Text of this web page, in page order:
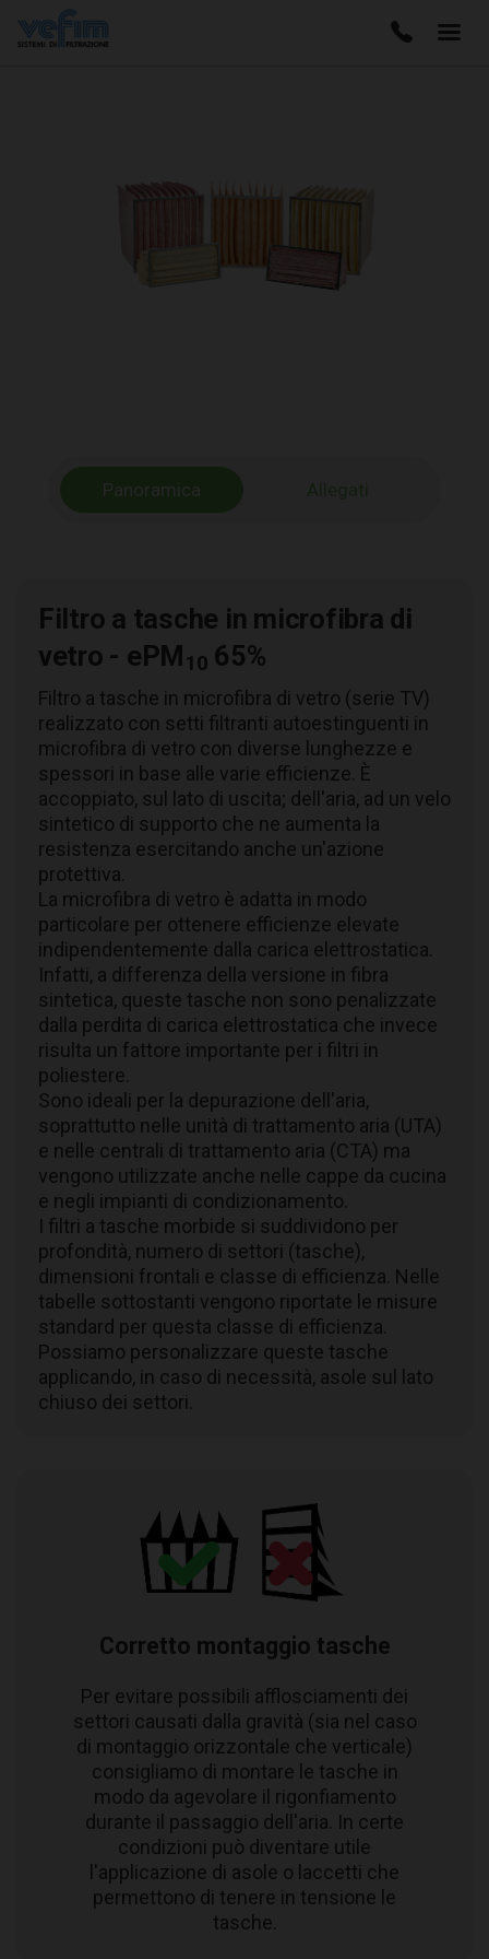
Panoramica
Filtro a tasche in microfibra di
vetro - ePM10 65%
Filtro a tasche in microfibra di vetro (serie TV)
realizzato con setti filtranti autoestinguenti in
microfibra di vetro con diverse lunghezze e
spessori in base alle varie efficienze. È
accoppiato, sul lato di uscita; dell'aria, ad un velo
sintetico di supporto che ne aumenta la
resistenza esercitando anche un'azione
protettiva.
La microfibra di vetro è adatta in modo
particolare per ottenere efficienze elevate
indipendentemente dalla carica elettrostatica.
Infatti, a differenza della versione in fibra
sintetica, queste tasche non sono penalizzate
dalla perdita di carica elettrostatica che invece
risulta un fattore importante per i filtri in
poliestere.
Sono ideali per la depurazione dell'aria,
soprattutto nelle unità di trattamento aria (UTA)
e nelle centrali di trattamento aria (CTA) ma
vengono utilizzate anche nelle cappe da cucina
e negli impianti di condizionamento.
I filtri a tasche morbide si suddividono per
profondità, numero di settori (tasche),
dimensioni frontali e classe di efficienza. Nelle
tabelle sottostanti vengono riportate le misure
standard per questa classe di efficienza.
Possiamo personalizzare queste tasche
applicando, in caso di necessità, asole sul lato
chiuso dei settori.
Corretto montaggio tasche
Per evitare possibili afflosciamenti dei
settori causati dalla gravità (sia nel caso
di montaggio orizzontale che verticale)
consigliamo di montare le tasche in
modo da agevolare il rigonfiamento
durante il passaggio dell'aria. In certe
condizioni può diventare utile
l'applicazione di asole o laccetti che
permettono di tenere in tensione le
tasche.